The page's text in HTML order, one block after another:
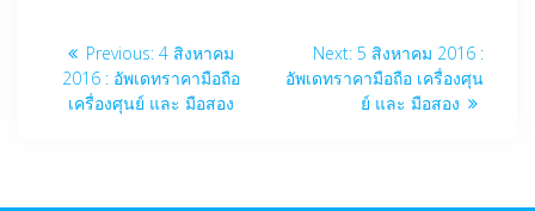
Post
navigation
Previous: Previous
post:
4 สิงหาคม
2016 : อัพเดทราคามือถือ
เครื่องศุนย์ และ มือสอง
Next: Next
post:
5 สิงหาคม 2016 :
อัพเดทราคามือถือ เครื่องศุน
ย์ และ มือสอง